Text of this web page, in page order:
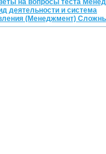
на вопросы теста
деятельности и система
(Менеджмент)